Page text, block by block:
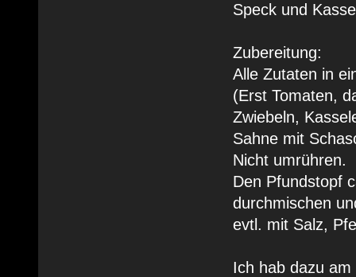
Speck und
Zubereitung:
Alle Zutaten in
(Erst Tomaten,
Zwiebeln,
Sahne mit
Nicht umrühren.
Den Pfundstopf
durchmischen
evtl. mit Salz,
Ich hab dazu